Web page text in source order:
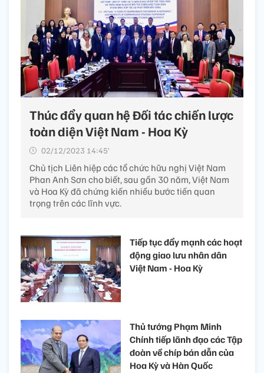
Thúc đẩy quan hệ Đối tác chiến lược
toàn diện Việt Nam - Hoa Kỳ
02/12/2023 14:45’
Chủ tịch Liên hiệp các tổ chức hữu nghị Việt Nam
Phan Anh Sơn cho biết, sau gần 30 năm, Việt Nam
và Hoa Kỳ đã chứng kiến nhiều bước tiến quan
trọng trên các lĩnh vực.
Tiếp tục đẩy mạnh các hoạt
động giao lưu nhân dân
Việt Nam - Hoa Kỳ
Thủ tướng Phạm Minh
Chính tiếp lãnh đạo các Tập
đoàn về chíp bán dẫn của
Hoa Kỳ và Hàn Quốc